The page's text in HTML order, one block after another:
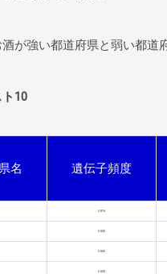
が強い都道府県と弱い都道
10
名 遺伝子頻度
0.876
0.845
0.845
0.843